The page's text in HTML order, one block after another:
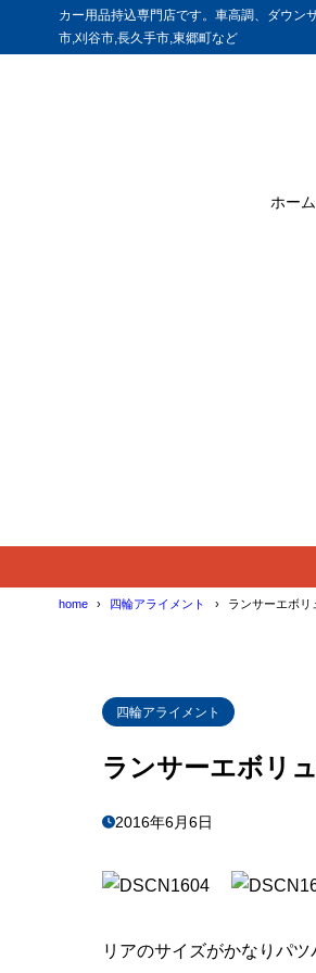
カー用品持込専門店です。車高調、ダウン
市,刈谷市,長久手市,東郷町など
ホーム
home 四輪アライメント ランサーエボ
四輪アライメント
ランサーエボリ
2016年6月6日
リアのサイズがかなりパツ